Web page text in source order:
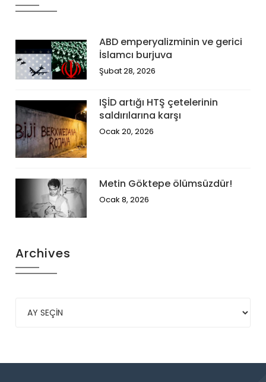
ABD emperyalizminin ve gerici
İslamcı burjuva
Şubat 28, 2026
IŞİD artığı HTŞ çetelerinin
saldırılarına karşı
Ocak 20, 2026
Metin Göktepe ölümsüzdür!
Ocak 8, 2026
Archives